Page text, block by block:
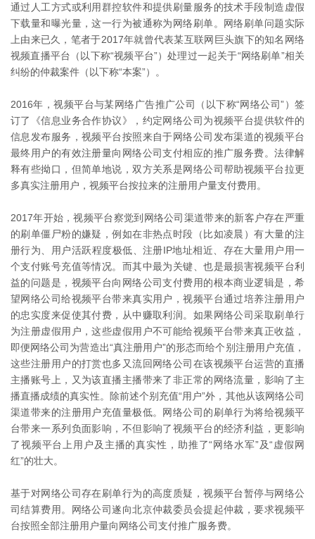
通过人工方式或利用群控软件和提供刷量服务的技术手段制造虚假
下载量和曝光量，这一行为被通称为网络刷单。网络刷单问题实际
上由来已久，笔者于2017年就曾代表某互联网巨头旗下的知名网络
视频直播平台（以下称“视频平台”）处理过一起关于“网络刷单”相关
纠纷的仲裁案件（以下称“本案”）。
2016年，视频平台与某网络广告推广公司（以下称“网络公司”）签
订了《信息业务合作协议》，约定网络公司为视频平台提供软件的
信息发布服务，视频平台按照来自于网络公司发布渠道的视频平台
最终用户的有效注册量向网络公司支付相应的推广服务费。法律解
释有些拗口，但简单地说，双方关系是网络公司帮助视频平台拉更
多真实注册用户，视频平台按拉来的注册用户量支付费用。
2017年开始，视频平台察觉到网络公司渠道带来的新客户存在严重
的刷单僵尸粉的嫌疑，例如在非热点时段（比如凌晨）有大量的注
册行为、用户活跃程度极低、注册IP地址相近、存在大量用户用一
个支付账号充值等情况。而其中最为关键、也是最损害视频平台利
益的问题是，视频平台向网络公司支付费用的根本商业逻辑是，希
望网络公司给视频平台带来真实用户，视频平台通过培养注册用户
的忠实度来促使其付费，从中赚取利润。如果网络公司采取刷单行
为注册虚假用户，这些虚假用户不可能给视频平台带来真正收益，
即便网络公司为营造出“真注册用户”的形态而给个别注册用户充值，
这些注册用户的打赏也多又流回网络公司在该视频平台运营的直播
主播账号上，又为该直播主播带来了非正常的网络流量，影响了主
播直播成绩的真实性。除前述个别充值“用户”外，其他从该网络公司
渠道带来的注册用户充值量极低。网络公司的刷单行为将给视频平
台带来一系列负面影响，不但影响了视频平台的经济利益，更影响
了视频平台上用户及主播的真实性，助推了“网络水军”及“虚假网
红”的壮大。
基于对网络公司存在刷单行为的高度质疑，视频平台暂停与网络公
司结算费用。网络公司遂向北京仲裁委员会提起仲裁，要求视频平
台按照全部注册用户量向网络公司支付推广服务费。